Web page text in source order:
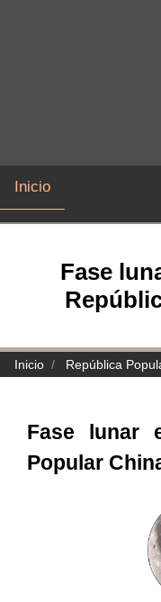
Inicio
Fase
Inicio República
Fase lunar
Popular